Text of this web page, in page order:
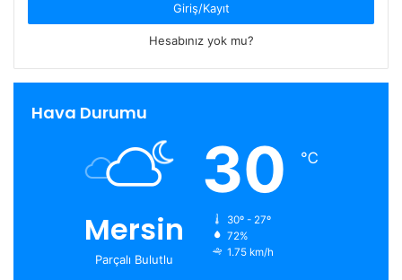
Giriş/Kayıt
Hesabınız yok mu?
Hava Durumu
Mersin
Parçalı Bulutlu
30 ℃
30º - 27º
72%
1.75 km/h